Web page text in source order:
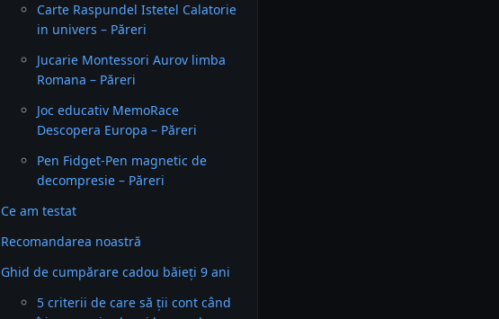
Carte Raspundel Istetel Calatorie
in univers – Păreri
Jucarie Montessori Aurov limba
Romana – Păreri
Joc educativ MemoRace
Descopera Europa – Păreri
Pen Fidget-Pen magnetic de
decompresie – Păreri
Ce am testat
Recomandarea noastră
Ghid de cumpărare cadou băieți 9 ani
5 criterii de care să ții cont când